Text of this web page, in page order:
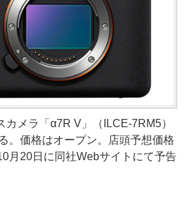
カメラ「α7R V」（ILCE-7RM5）
。価格はオープン。店頭予想価格
月20日に同社Webサイトにて予告